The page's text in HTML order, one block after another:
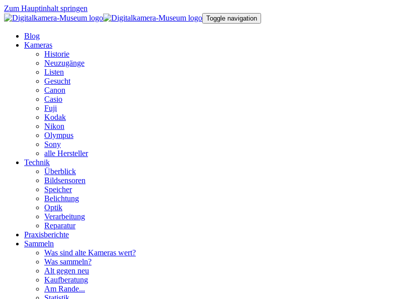
Zum Hauptinhalt springen
Toggle navigation
Blog
Kameras
Historie
Neuzugänge
Listen
Gesucht
Canon
Casio
Fuji
Kodak
Nikon
Olympus
Sony
alle Hersteller
Technik
Überblick
Bildsensoren
Speicher
Belichtung
Optik
Verarbeitung
Reparatur
Praxisberichte
Sammeln
Was sind alte Kameras wert?
Was sammeln?
Alt gegen neu
Kaufberatung
Am Rande...